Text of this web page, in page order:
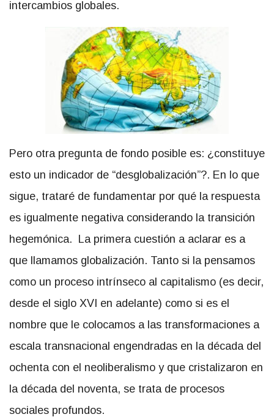
intercambios globales.
Pero otra pregunta de fondo posible es: ¿constituye
esto un indicador de “desglobalización”?. En lo que
sigue, trataré de fundamentar por qué la respuesta
es igualmente negativa considerando la transición
hegemónica. La primera cuestión a aclarar es a
que llamamos globalización. Tanto si la pensamos
como un proceso intrínseco al capitalismo (es decir,
desde el siglo XVI en adelante) como si es el
nombre que le colocamos a las transformaciones a
escala transnacional engendradas en la década del
ochenta con el neoliberalismo y que cristalizaron en
la década del noventa, se trata de procesos
sociales profundos.